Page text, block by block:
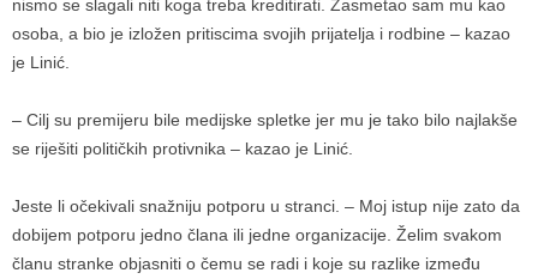
nismo se slagali niti koga treba kreditirati. Zasmetao sam mu kao
osoba, a bio je izložen pritiscima svojih prijatelja i rodbine – kazao
je Linić.
– Cilj su premijeru bile medijske spletke jer mu je tako bilo najlakše
se riješiti političkih protivnika – kazao je Linić.
Jeste li očekivali snažniju potporu u stranci. – Moj istup nije zato da
dobijem potporu jedno člana ili jedne organizacije. Želim svakom
članu stranke objasniti o čemu se radi i koje su razlike između